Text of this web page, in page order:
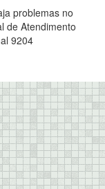
problemas no
de Atendimento
9204